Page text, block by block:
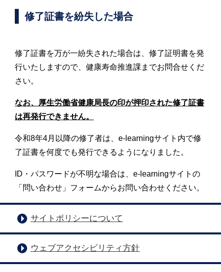
修了証書を紛失した場合
修了証書を万が一紛失された場合は、修了証明書を発
行いたしますので、健康寿命推進課までお問合せくだ
さい。
なお、厚生労働省健康局長の印が押印された修了証書
は再発行できません。
令和8年4月以降の修了者は、e-learningサイト内で修
了証書を何度でも発行できるようになりました。
ID・パスワードが不明な場合は、e-learningサイトの
「問い合わせ」フォームからお問い合わせください。
サイトポリシーについて
ウェブアクセシビリティ方針